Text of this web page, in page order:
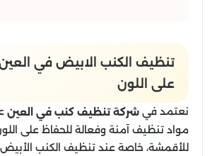
تنظيف الكنب الابيض في
على اللون
نعتمد في شركة تنظيف كنب في العين
مواد تنظيف آمنة وفعالة للحفاظ على
للأقمشة، خاصة عند تنظيف الكنب